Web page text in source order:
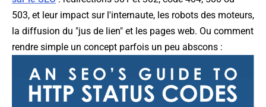
503, et leur impact sur l'internaute, les robots des moteurs,
la diffusion du "jus de lien" et les pages web. Ou comment
rendre simple un concept parfois un peu abscons :